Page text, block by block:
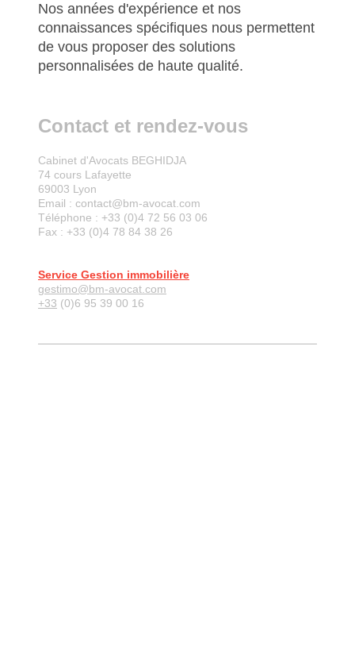
Nos années d'expérience et nos
connaissances spécifiques nous permettent
de vous proposer des solutions
personnalisées de haute qualité.
Contact et rendez-vous
Cabinet d'Avocats BEGHIDJA
74 cours Lafayette
69003 Lyon
Email : contact@bm-avocat.com
Téléphone : +33 (0)4 72 56 03 06
Fax : +33 (0)4 78 84 38 26
Service Gestion immobilière
gestimo@bm-avocat.com
+33 (0)6 95 39 00 16